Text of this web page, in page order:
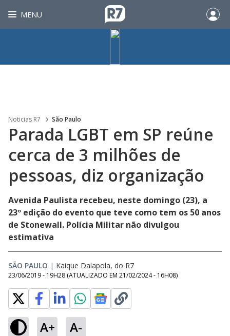
MENU
Noticias R7 São Paulo
Parada LGBT em SP reúne
cerca de 3 milhões de
pessoas, diz organização
Avenida Paulista recebeu, neste domingo (23), a
23º edição do evento que teve como tem os 50 anos
de Stonewall. Polícia Militar não divulgou
estimativa
SÃO PAULO | Kaique Dalapola, do R7
23/06/2019 - 19H28 (ATUALIZADO EM 21/02/2024 - 16H08)
A+ A-